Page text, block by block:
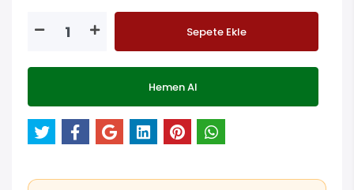
Sepete Ekle
Hemen Al